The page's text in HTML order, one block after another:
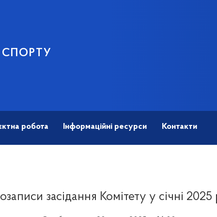
робота Інформаційні ресурси Контакти
засідання Комітету у січні